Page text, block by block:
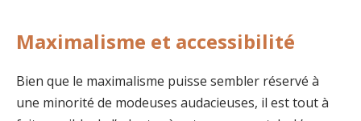
Maximalisme et accessibilité
Bien que le maximalisme puisse sembler réservé à
une minorité de modeuses audacieuses, il est tout à